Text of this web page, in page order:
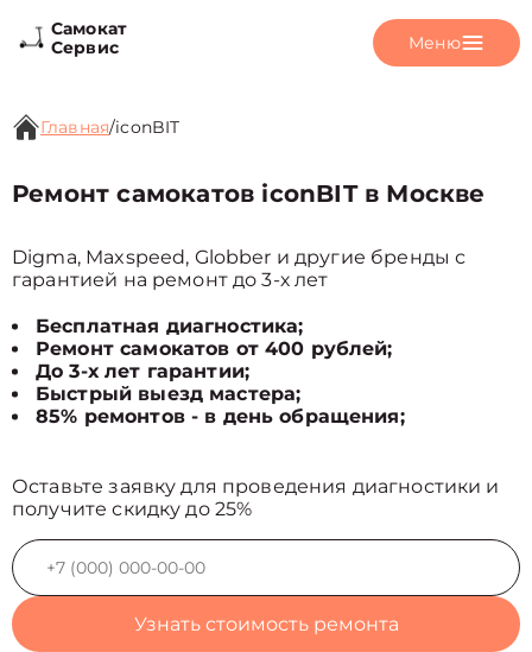
Самокат
Сервис
Меню
Главная/iconBIT
Ремонт самокатов iconBIT в Москве
Digma, Maxspeed, Globber и другие бренды с
гарантией на ремонт до 3-х лет
Бесплатная диагностика;
Ремонт самокатов от 400 рублей;
До 3-х лет гарантии;
Быстрый выезд мастера;
85% ремонтов - в день обращения;
Оставьте заявку для проведения диагностики и
получите скидку до 25%
Узнать стоимость ремонта